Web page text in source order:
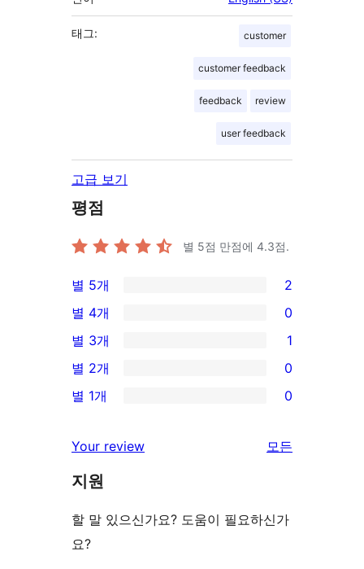
태그: customer
customer feedback
feedback review
user feedback
고급 보기
평점
별 5점 만점에 4.3점.
2/5-
별
점
후
기
별 5개 2
0/4-
별
점
후
별 4개 0
1/3-
별
점
기
별 3개 1
0/2-
별
후
기
별 2개 0
0/1-
점
후
별 1개 0
Your review
모든
보
지원
할 말 있으신가요? 도움이 필요하신가
요?